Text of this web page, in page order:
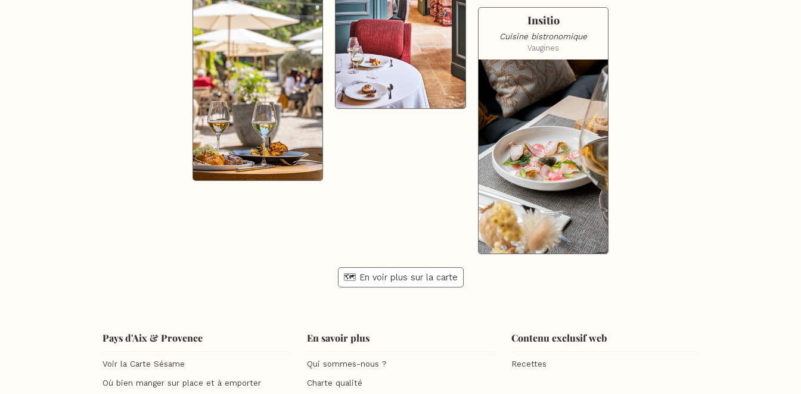
Insitio
Cuisine bistronomique
Vaugines
🗺️ En voir plus sur la carte
Pays d'Aix & Provence
Voir la Carte Sésame
Où bien manger sur place et à emporter
En savoir plus
Qui sommes-nous ?
Charte qualité
Contenu exclusif web
Recettes